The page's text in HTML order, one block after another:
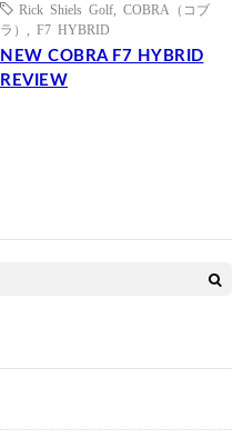
Rick Shiels Golf
COBRA（コブ
ラ）
F7 HYBRID
NEW COBRA F7 HYBRID
REVIEW